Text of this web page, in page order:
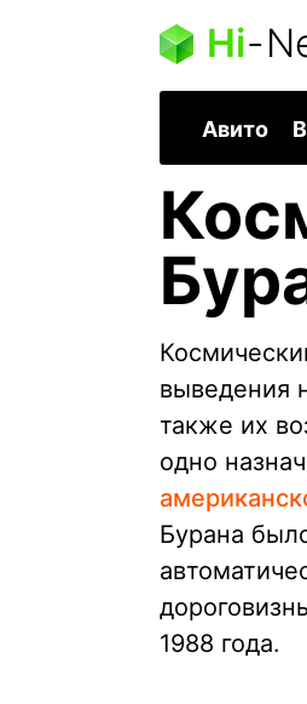
Hi-
Авито
выведения
также их
одно
Бурана
1988 года.